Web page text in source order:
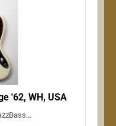
'62, WH, USA